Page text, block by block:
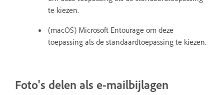
te kiezen.
(macOS) Microsoft Entourage om deze
toepassing als de standaardtoepassing te kiezen.
Foto's delen als e-mailbijlagen